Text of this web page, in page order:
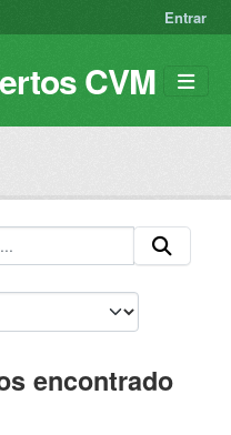
Entrar
CVM
encontrado